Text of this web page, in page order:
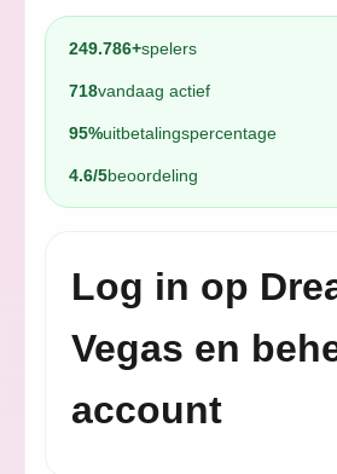
249.786+spelers
718vandaag actief
95%uitbetalingspercentage
4.6/5beoordeling
Log in op
Vegas en
account